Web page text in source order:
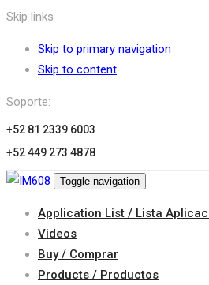
Skip links
Skip to primary navigation
Skip to content
Soporte:
+52 81 2339 6003
+52 449 273 4878
Toggle navigation
Application List / Lista
Videos
Buy / Comprar
Products / Productos